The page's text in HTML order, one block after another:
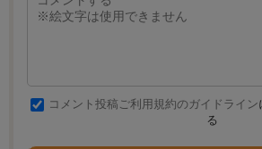
コメント投稿ご利用規約のガイドライン
る